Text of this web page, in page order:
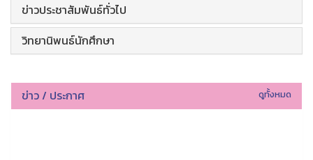
ข่าวประชาสัมพันธ์ทั่วไป
วิทยานิพนธ์นักศึกษา
ข่าว / ประกาศ ดูทั้งหมด